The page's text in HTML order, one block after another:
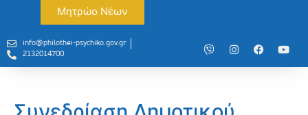
Μητρώο Νέων
info@philothei-psychiko.gov.gr
2132014700